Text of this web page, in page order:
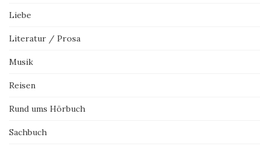
Liebe
Literatur / Prosa
Musik
Reisen
Rund ums Hörbuch
Sachbuch